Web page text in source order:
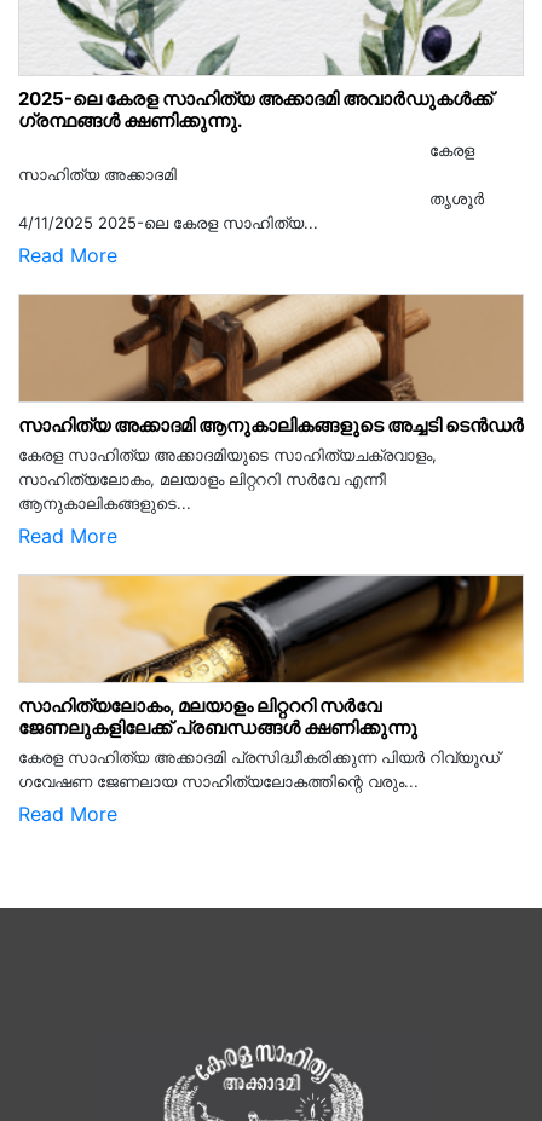
2025-ലെ കേരള സാഹിത്യ അക്കാദമി അവാർഡുകൾക്ക്
ഗ്രന്ഥങ്ങൾ ക്ഷണിക്കുന്നു.
കേരള
സാഹിത്യ അക്കാദമി
തൃശൂര്‍
4/11/2025 2025-ലെ കേരള സാഹിത്യ...
Read More
സാഹിത്യ അക്കാദമി ആനുകാലികങ്ങളുടെ അച്ചടി ടെൻഡർ
കേരള സാഹിത്യ അക്കാദമിയുടെ സാഹിത്യചക്രവാളം,
സാഹിത്യലോകം, മലയാളം ലിറ്റററി സർവേ എന്നീ
ആനുകാലികങ്ങളുടെ...
Read More
സാഹിത്യലോകം, മലയാളം ലിറ്റററി സർവേ
ജേണലുകളിലേക്ക് പ്രബന്ധങ്ങൾ ക്ഷണിക്കുന്നു
കേരള സാഹിത്യ അക്കാദമി പ്രസിദ്ധീകരിക്കുന്ന പിയര്‍ റിവ്യൂഡ്
ഗവേഷണ ജേണലായ സാഹിത്യലോകത്തിന്റെ വരും...
Read More